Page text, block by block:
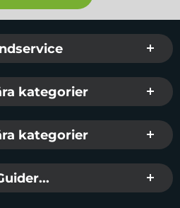
info och länkar
kategorier
kategorier